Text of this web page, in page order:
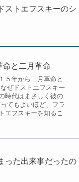
ストエフスキーのシ
命と二月革命
５年から二月革命と
ぜドストエフスキー
時代はまさしく彼の
てもよいほど、フラ
エフスキーを知るこ
った出来事だったの